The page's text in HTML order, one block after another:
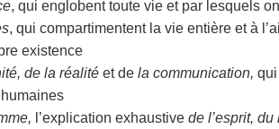
, qui englobent toute vie et par lesquels
, qui compartimentent la vie entière et à
existence
de la réalité et de la communication,
l’explication exhaustive de l’esprit, du